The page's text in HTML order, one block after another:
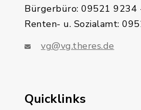
Bürgerbüro: 09521 9234
Renten- u. Sozialamt:
vg@vg.theres.de
Quicklinks